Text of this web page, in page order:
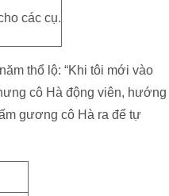
các cụ.
thổ lộ: “Khi tôi mới vào
cô Hà động viên, hướng
gương cô Hà ra để tự